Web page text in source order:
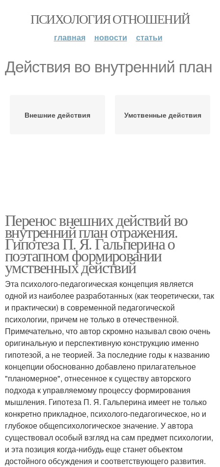
ПСИХОЛОГИЯ ОТНОШЕНИЙ
главная новости статьи
Действия во внутренний план
Внешние действия Умственные действия
Перенос внешних действий во
внутренний план отражения.
Гипотеза П. Я. Гальперина о
поэтапном формировании
умственных действий
Эта психолого-педагогическая концепция является
одной из наиболее разработанных (как теоретически, так
и практически) в современной педагогической
психологии, причем не только в отечественной.
Примечательно, что автор скромно называл свою очень
оригинальную и перспективную конструкцию именно
гипотезой, а не теорией. За последние годы к названию
концепции обоснованно добавлено прилагательное
"планомерное", отнесенное к существу авторского
подхода к управляемому процессу формирования
мышления. Гипотеза П. Я. Гальперина имеет не только
конкретно прикладное, психолого-педагогическое, но и
глубокое общепсихологическое значение. У автора
существовал особый взгляд на сам предмет психологии,
и эта позиция когда-нибудь еще станет объектом
достойного обсуждения и соответствующего развития.